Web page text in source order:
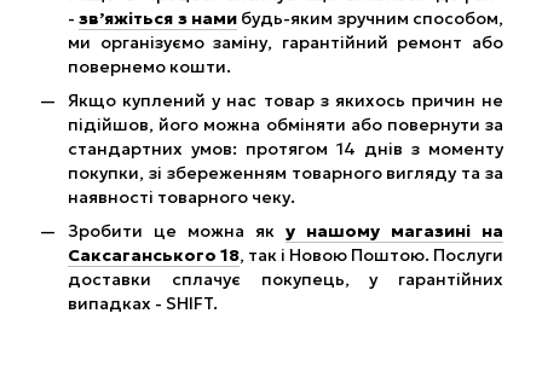
-зв’яжіться з нами будь-яким зручним способом,
ми організуємо заміну, гарантійний ремонт або
повернемо кошти.
Якщо куплений у нас товар з якихось причин не
підійшов, його можна обміняти або повернути за
стандартних умов: протягом 14 днів з моменту
покупки, зі збереженням товарного вигляду та за
наявності товарного чеку.
Зробити це можна як у нашому магазині на
Саксаганського 18, так і Новою Поштою. Послуги
доставки сплачує покупець, у гарантійних
випадках - SHIFT.